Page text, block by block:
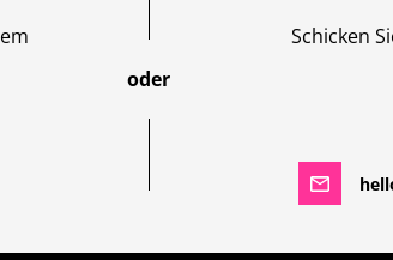
oder
Schicken